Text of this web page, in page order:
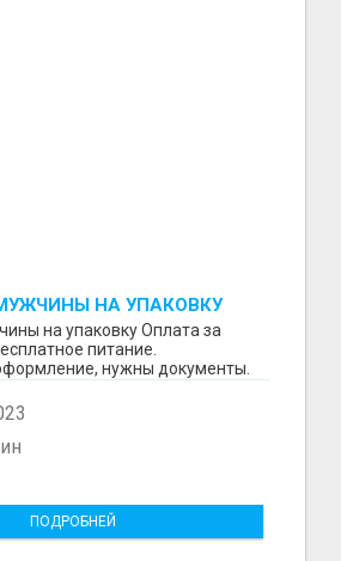
НА УПАКОВКУ
на упаковку Оплата за
питание.
нужны документы.
ПОДРОБНЕЙ